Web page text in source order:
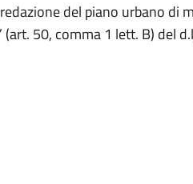
del piano urbano di
50, comma 1 lett. B) del